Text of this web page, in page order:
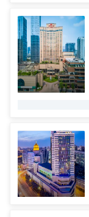
簡單！